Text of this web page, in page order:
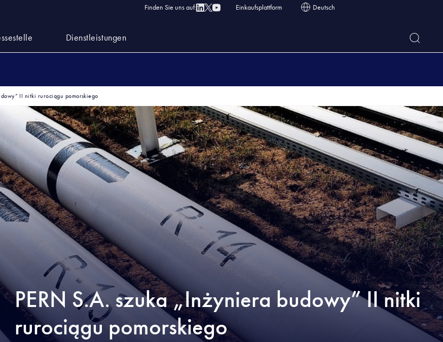
Finden Sie uns auf: Einkaufsplattform Deutsch
Dienstleistungen
II nitki rurociągu pomorskiego
PERN S.A. szuka „Inżyniera budowy” II nitki
rurociągu pomorskiego